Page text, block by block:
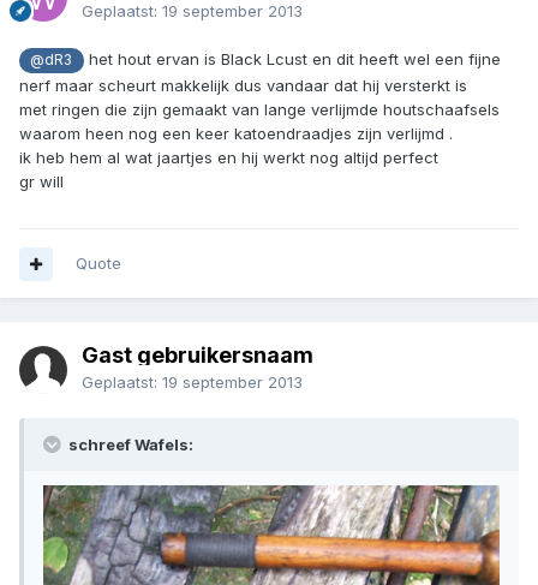
Geplaatst: 19 september 2013
@dR3
het hout ervan is Black Lcust en dit heeft wel een fijne
nerf maar scheurt makkelijk dus vandaar dat hij versterkt is
met ringen die zijn gemaakt van lange verlijmde houtschaafsels
waarom heen nog een keer katoendraadjes zijn verlijmd .
ik heb hem al wat jaartjes en hij werkt nog altijd perfect
gr will
Quote
Gast gebruikersnaam
Geplaatst: 19 september 2013
schreef Wafels: